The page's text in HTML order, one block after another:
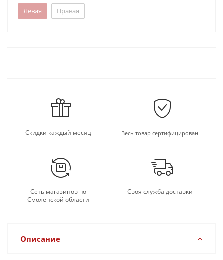
Левая
Правая
Скидки каждый месяц Весь товар сертифицирован
Сеть магазинов по
Смоленской области
Своя служба доставки
Описание